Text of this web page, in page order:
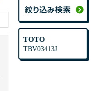
TOTO
TBV03413J